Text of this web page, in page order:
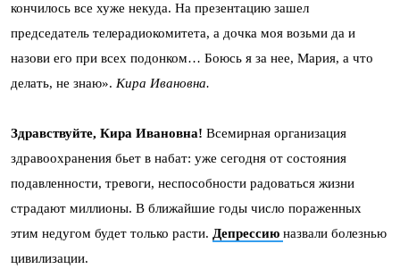
кончилось все хуже некуда. На презентацию зашел
председатель телерадиокомитета, а дочка моя возьми да и
назови его при всех подонком… Боюсь я за нее, Мария, а что
делать, не знаю». Кира Ивановна.
Здравствуйте, Кира Ивановна! Всемирная организация
здравоохранения бьет в набат: уже сегодня от состояния
подавленности, тревоги, неспособности радоваться жизни
страдают миллионы. В ближайшие годы число пораженных
этим недугом будет только расти. Депрессию назвали болезнью
цивилизации.